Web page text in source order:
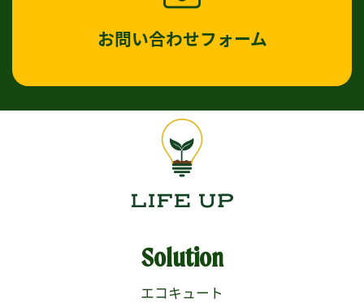
お問い合わせフォーム
Solution
エコキュート